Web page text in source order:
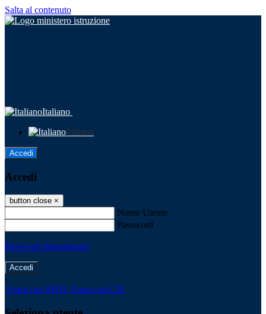
Salta al contenuto
Italiano
Italiano
Accedi
Accedi
button close ×
Nome Utente
Password
Password dimenticata?
-
Entra con SPID Entra con CIE